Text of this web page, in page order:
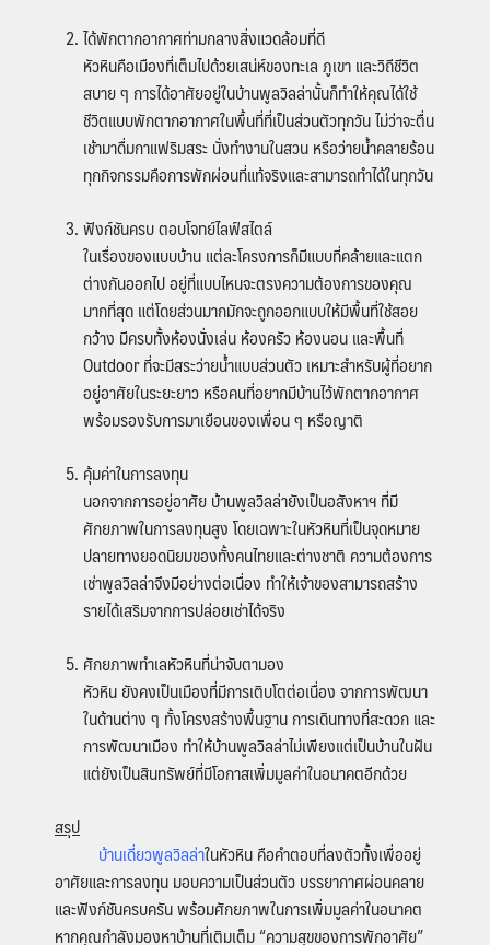
ได้พักตากอากาศท่ามกลางสิ่งแวดล้อมที่ดี
หัวหินคือเมืองที่เต็มไปด้วยเสน่ห์ของทะเล ภูเขา และวิถีชีวิต
สบาย ๆ การได้อาศัยอยู่ในบ้านพูลวิลล่านั้นก็ทำให้คุณได้ใช้
ชีวิตแบบพักตากอากาศในพื้นที่ที่เป็นส่วนตัวทุกวัน ไม่ว่าจะตื่น
เช้ามาดื่มกาแฟริมสระ นั่งทำงานในสวน หรือว่ายน้ำคลายร้อน
ทุกกิจกรรมคือการพักผ่อนที่แท้จริงและสามารถทำได้ในทุกวัน
ฟังก์ชันครบ ตอบโจทย์ไลฟ์สไตล์
ในเรื่องของแบบบ้าน แต่ละโครงการก็มีแบบที่คล้ายและแตก
ต่างกันออกไป อยู่ที่แบบไหนจะตรงความต้องการของคุณ
มากที่สุด แต่โดยส่วนมากมักจะถูกออกแบบให้มีพื้นที่ใช้สอย
กว้าง มีครบทั้งห้องนั่งเล่น ห้องครัว ห้องนอน และพื้นที่
Outdoor ที่จะมีสระว่ายน้ำแบบส่วนตัว เหมาะสำหรับผู้ที่อยาก
อยู่อาศัยในระยะยาว หรือคนที่อยากมีบ้านไว้พักตากอากาศ
พร้อมรองรับการมาเยือนของเพื่อน ๆ หรือญาติ
คุ้มค่าในการลงทุน
นอกจากการอยู่อาศัย บ้านพูลวิลล่ายังเป็นอสังหาฯ ที่มี
ศักยภาพในการลงทุนสูง โดยเฉพาะในหัวหินที่เป็นจุดหมาย
ปลายทางยอดนิยมของทั้งคนไทยและต่างชาติ ความต้องการ
เช่าพูลวิลล่าจึงมีอย่างต่อเนื่อง ทำให้เจ้าของสามารถสร้าง
รายได้เสริมจากการปล่อยเช่าได้จริง
ศักยภาพทำเลหัวหินที่น่าจับตามอง
หัวหิน ยังคงเป็นเมืองที่มีการเติบโตต่อเนื่อง จากการพัฒนา
ในด้านต่าง ๆ ทั้งโครงสร้างพื้นฐาน การเดินทางที่สะดวก และ
การพัฒนาเมือง ทำให้บ้านพูลวิลล่าไม่เพียงแต่เป็นบ้านในฝัน
แต่ยังเป็นสินทรัพย์ที่มีโอกาสเพิ่มมูลค่าในอนาคตอีกด้วย
สรุป
บ้านเดี่ยวพูลวิลล่าในหัวหิน คือคำตอบที่ลงตัวทั้งเพื่ออยู่
อาศัยและการลงทุน มอบความเป็นส่วนตัว บรรยากาศผ่อนคลาย
และฟังก์ชันครบครัน พร้อมศักยภาพในการเพิ่มมูลค่าในอนาคต
หากคุณกำลังมองหาบ้านที่เติมเต็ม “ความสุขของการพักอาศัย”